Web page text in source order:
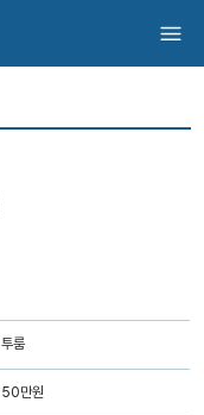
투룸
50만원